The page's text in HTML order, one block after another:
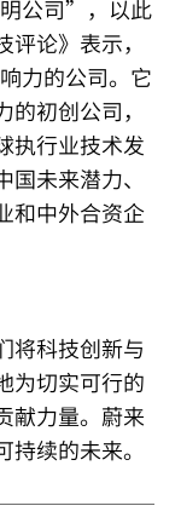
公司”，以此
论》表示，
力的公司。它
初创公司，
执行业技术发
未来潜力、
和中外合资企
将科技创新与
为切实可行的
献力量。蔚来
续的未来。